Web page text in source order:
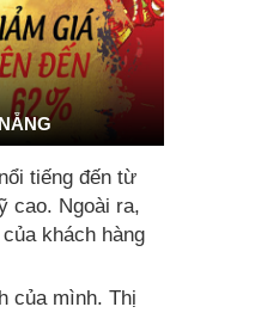
tiếng đến từ
cao. Ngoài ra,
khách hàng
của mình. Thị